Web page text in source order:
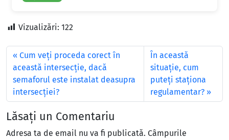
Vizualizări: 122
Cum veţi proceda corect în
această intersecţie, dacă
semaforul este instalat deasupra
intersecţiei?
În această
situație, cum
puteți staționa
regulamentar?
Lăsați un Comentariu
Adresa ta de email nu va fi publicată. Câmpurile